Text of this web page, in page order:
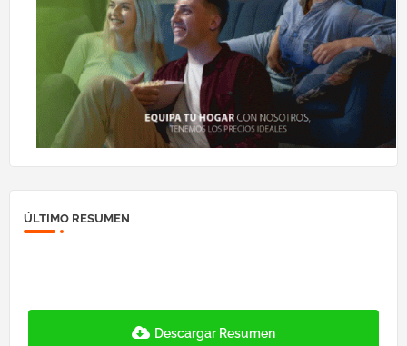
ÚLTIMO RESUMEN
Descargar Resumen